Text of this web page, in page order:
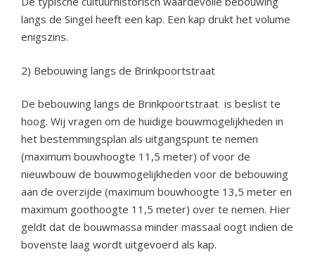
langs de Singel heeft een kap. Een kap drukt het volume
enigszins.
2) Bebouwing langs de Brinkpoortstraat
De bebouwing langs de Brinkpoortstraat is beslist te
hoog. Wij vragen om de huidige bouwmogelijkheden in
het bestemmingsplan als uitgangspunt te nemen
(maximum bouwhoogte 11,5 meter) of voor de
nieuwbouw de bouwmogelijkheden voor de bebouwing
aan de overzijde (maximum bouwhoogte 13,5 meter en
maximum goothoogte 11,5 meter) over te nemen. Hier
geldt dat de bouwmassa minder massaal oogt indien de
bovenste laag wordt uitgevoerd als kap.